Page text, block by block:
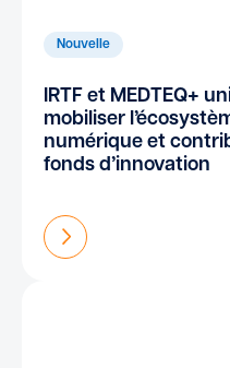
Nouvelle
IRTF et MEDTEQ+
mobiliser
numérique et
fonds d’innovation
En savoir plus